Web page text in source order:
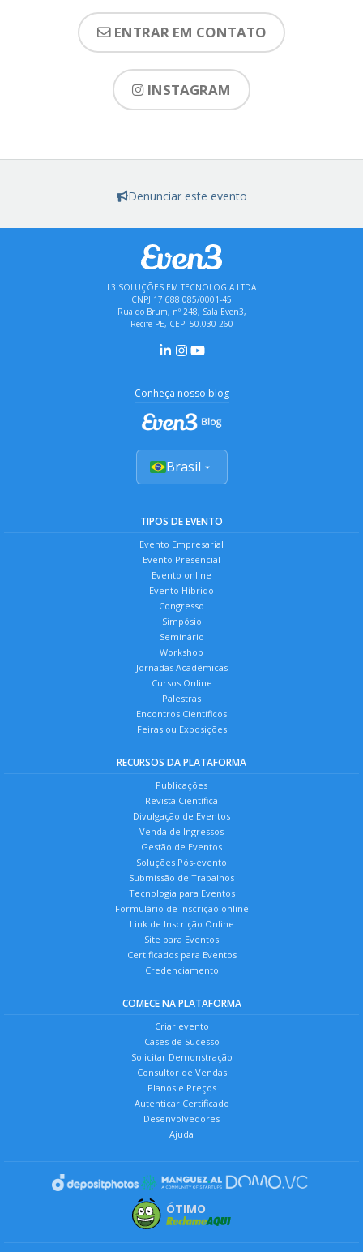
ENTRAR EM CONTATO
INSTAGRAM
Denunciar este evento
L3 SOLUÇÕES EM TECNOLOGIA LTDA
CNPJ 17.688.085/0001-45
Rua do Brum, nº 248, Sala Even3,
Recife-PE, CEP: 50.030-260
Conheça nosso blog
Brasil
TIPOS DE EVENTO
Evento Empresarial
Evento Presencial
Evento online
Evento Híbrido
Congresso
Simpósio
Seminário
Workshop
Jornadas Acadêmicas
Cursos Online
Palestras
Encontros Científicos
Feiras ou Exposições
RECURSOS DA PLATAFORMA
Publicações
Revista Científica
Divulgação de Eventos
Venda de Ingressos
Gestão de Eventos
Soluções Pós-evento
Submissão de Trabalhos
Tecnologia para Eventos
Formulário de Inscrição online
Link de Inscrição Online
Site para Eventos
Certificados para Eventos
Credenciamento
COMECE NA PLATAFORMA
Criar evento
Cases de Sucesso
Solicitar Demonstração
Consultor de Vendas
Planos e Preços
Autenticar Certificado
Desenvolvedores
Ajuda
ÓTIMO